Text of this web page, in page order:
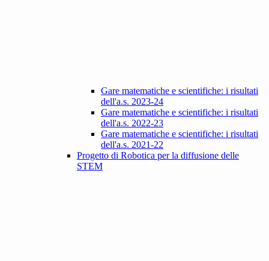
Gare matematiche e scientifiche: i risultati
dell'a.s. 2023-24
Gare matematiche e scientifiche: i risultati
dell'a.s. 2022-23
Gare matematiche e scientifiche: i risultati
dell'a.s. 2021-22
Progetto di Robotica per la diffusione delle
STEM